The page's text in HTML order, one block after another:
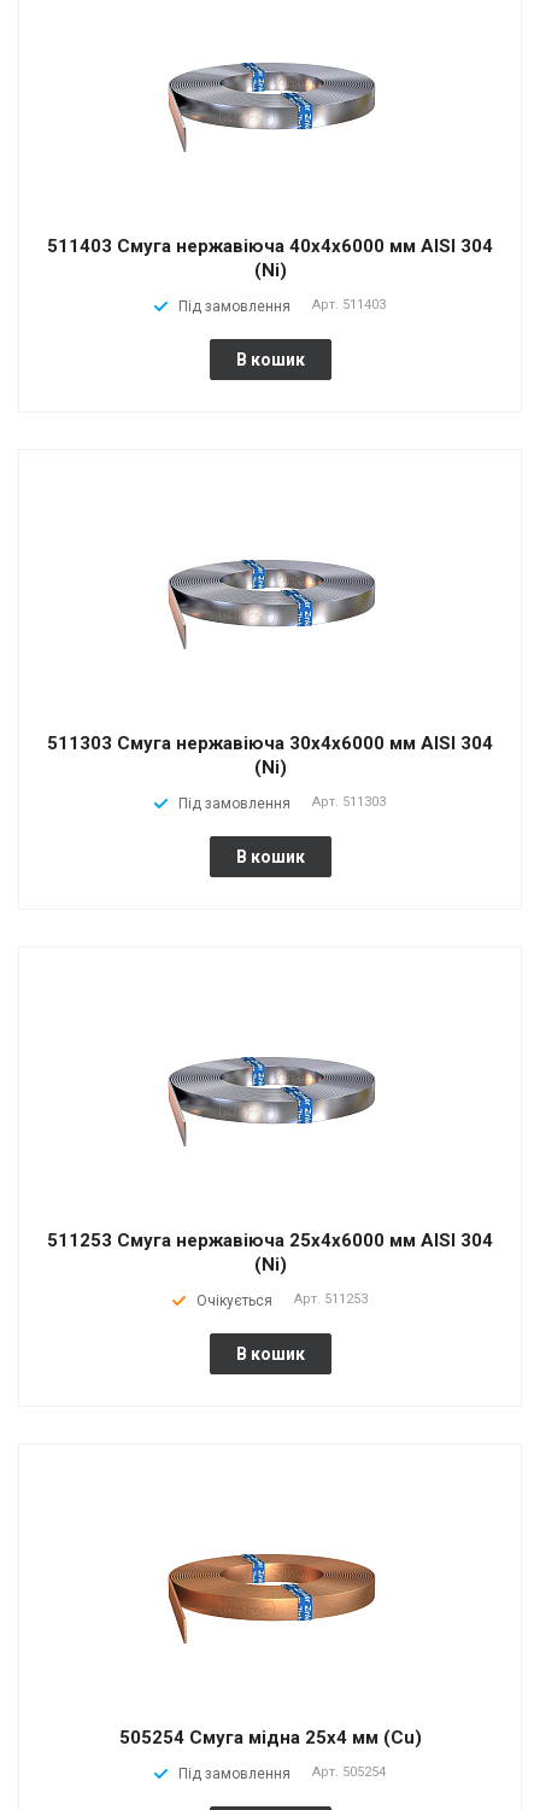
511403 Смуга нержавіюча 40x4x6000 мм AISI 304
(Ni)
Під замовлення Арт. 511403
В кошик
511303 Смуга нержавіюча 30x4x6000 мм AISI 304
(Ni)
Під замовлення Арт. 511303
В кошик
511253 Смуга нержавіюча 25x4x6000 мм AISI 304
(Ni)
Очікується Арт. 511253
В кошик
505254 Смуга мідна 25х4 мм (Cu)
Під замовлення Арт. 505254